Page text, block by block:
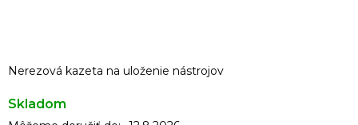
Nerezová kazeta na uloženie nástrojov
Skladom